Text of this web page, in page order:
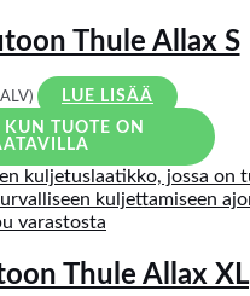
Thule Allax S
LUE LISÄÄ
KUN TUOTE ON
varastosta
Thule Allax XL